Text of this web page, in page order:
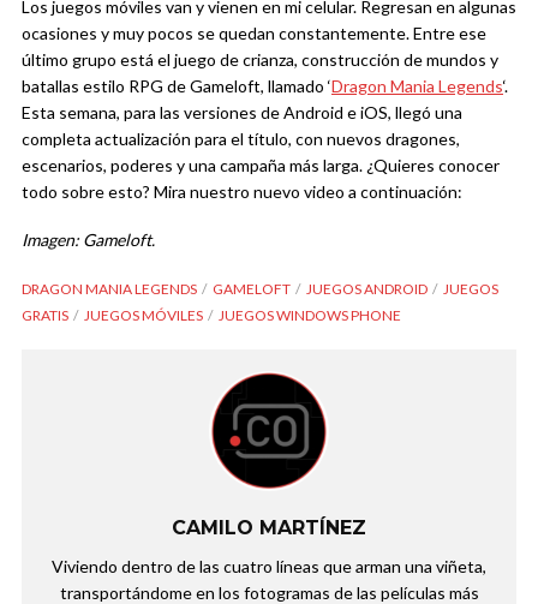
Los juegos móviles van y vienen en mi celular. Regresan en algunas
ocasiones y muy pocos se quedan constantemente. Entre ese
último grupo está el juego de crianza, construcción de mundos y
batallas estilo RPG de Gameloft, llamado ‘Dragon Mania Legends‘.
Esta semana, para las versiones de Android e iOS, llegó una
completa actualización para el título, con nuevos dragones,
escenarios, poderes y una campaña más larga. ¿Quieres conocer
todo sobre esto? Mira nuestro nuevo video a continuación:
Imagen: Gameloft.
DRAGON MANIA LEGENDS GAMELOFT JUEGOS ANDROID
JUEGOS
GRATIS
JUEGOS MÓVILES JUEGOS WINDOWS PHONE
CAMILO MARTÍNEZ
Viviendo dentro de las cuatro líneas que arman una viñeta,
transportándome en los fotogramas de las películas más